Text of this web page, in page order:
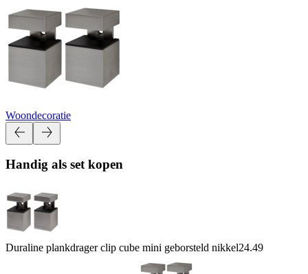
Woondecoratie
Handig als set kopen
Duraline plankdrager clip cube mini geborsteld nikkel24.49